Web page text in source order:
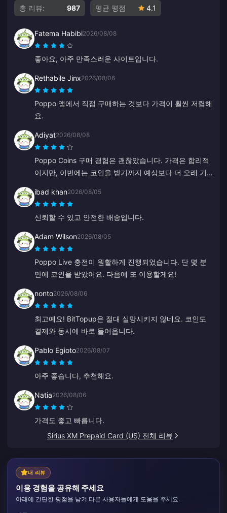
총 리뷰: 987 평균 평점 4.1
Fatema Habibi2026/08/08
좋아요, 아주 만족스러운 사이트입니다.
Rethabile Jinx2026/08/06
Poppo 앱에서 직접 구매하는 것보다 가격이 훨씬 저렴해
요.
Adiyat2026/08/08
Poppo Coins 구매 경험은 괜찮았습니다. 가격은 합리적
이지만, 이번에는 코인을 받기까지 예상보다 더 오래 기
요.
ibad khan2026/08/05
신뢰할 수 있고 안전한 배송입니다.
Adam Wilson2026/08/05
Poppo Live 충전이 원활하게 진행되었습니다. 단 몇 분
만에 코인을 받았어요. 다음에 또 이용할게요!
nonto2026/08/06
최고예요! BitTopup은 절대 실망시키지 않네요. 코인도
결제와 동시에 바로 들어옵니다.
Pablo Egioto2026/08/07
아주 좋습니다, 추천해요.
Natia2026/08/06
가격도 좋고 빠릅니다.
Sirius XM Prepaid Card (US) 전체 리뷰
내 리뷰
이용 경험을 공유해 주세요
아래에 간단한 평점을 남겨 다른 사용자들에게 도움을 주세요.